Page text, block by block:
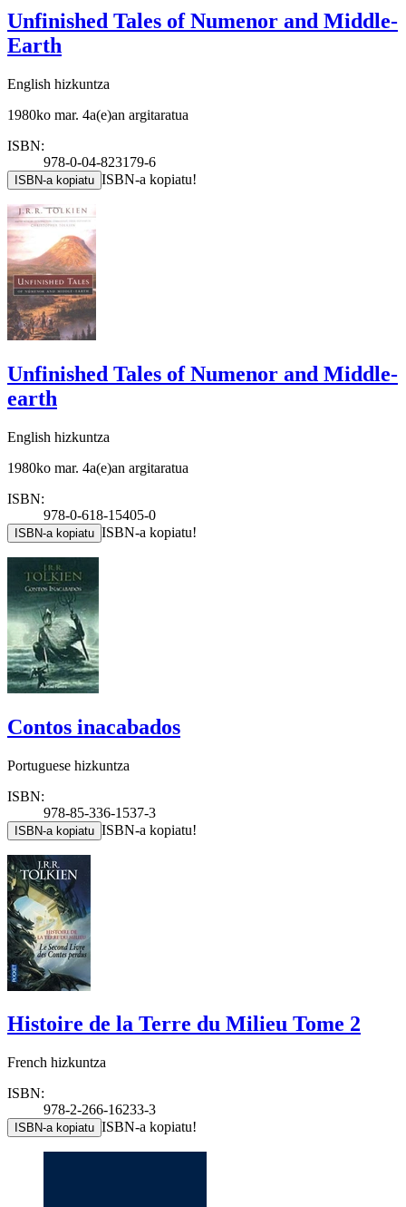
Unfinished Tales of Numenor and Middle-
Earth
English hizkuntza
1980ko mar. 4a(e)an argitaratua
ISBN:
978-0-04-823179-6
ISBN-a kopiatu ISBN-a kopiatu!
Unfinished Tales of Numenor and Middle-
earth
English hizkuntza
1980ko mar. 4a(e)an argitaratua
ISBN:
978-0-618-15405-0
ISBN-a kopiatu ISBN-a kopiatu!
Contos inacabados
Portuguese hizkuntza
ISBN:
978-85-336-1537-3
ISBN-a kopiatu ISBN-a kopiatu!
Histoire de la Terre du Milieu Tome 2
French hizkuntza
ISBN:
978-2-266-16233-3
ISBN-a kopiatu ISBN-a kopiatu!